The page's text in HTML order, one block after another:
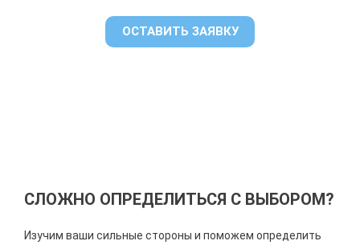
ОСТАВИТЬ ЗАЯВКУ
СЛОЖНО ОПРЕДЕЛИТЬСЯ С ВЫБОРОМ?
Изучим ваши сильные стороны и поможем определить